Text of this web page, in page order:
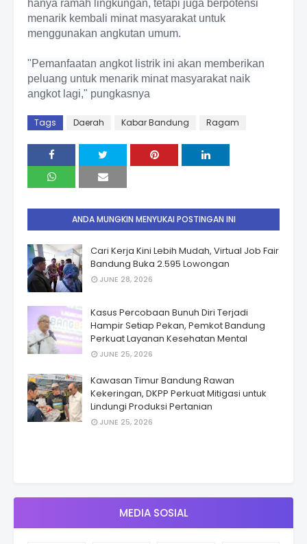
hanya ramah lingkungan, tetapi juga berpotensi
menarik kembali minat masyarakat untuk
menggunakan angkutan umum.
"Pemanfaatan angkot listrik ini akan memberikan
peluang untuk menarik minat masyarakat naik
angkot lagi," pungkasnya
Tags Daerah Kabar Bandung Ragam
ANDA MUNGKIN MENYUKAI POSTINGAN INI
Cari Kerja Kini Lebih Mudah, Virtual Job Fair
Bandung Buka 2.595 Lowongan
JUNE 28, 2026
Kasus Percobaan Bunuh Diri Terjadi
Hampir Setiap Pekan, Pemkot Bandung
Perkuat Layanan Kesehatan Mental
JUNE 25, 2026
Kawasan Timur Bandung Rawan
Kekeringan, DKPP Perkuat Mitigasi untuk
Lindungi Produksi Pertanian
JUNE 25, 2026
MEDIA SOSIAL